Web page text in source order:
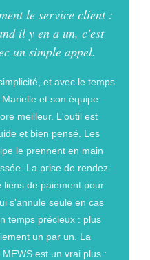
le service client :
il y en a un, c'est
un simple appel.
et avec le temps
et son équipe
meilleur. L'outil est
et bien pensé. Les
le prennent en main
La prise de rendez-
liens de paiement pour
s'annule seule en cas
temps précieux : plus
un par un. La
est un vrai plus :